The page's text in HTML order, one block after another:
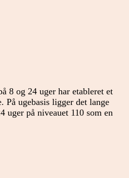
8 og 24 uger har etableret et
På ugebasis ligger det lange
uger på niveauet 110 som en